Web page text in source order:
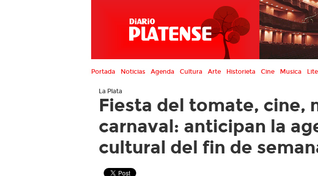
Portada Noticias Agenda Cultura Arte Historieta Cine Musica
La Plata
Fiesta del tomate, cine,
carnaval: anticipan la
cultural del fin de